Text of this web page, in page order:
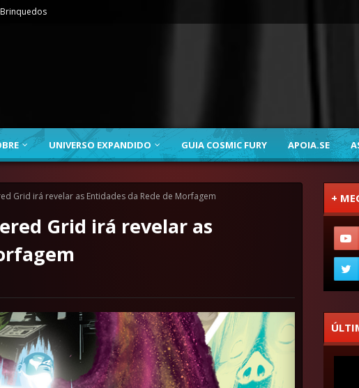
Brinquedos
UNIVERSO EXPANDIDO GUIA COSMIC FURY APOIA.SE
Grid irá revelar as Entidades da Rede de Morfagem
Grid irá revelar as
+